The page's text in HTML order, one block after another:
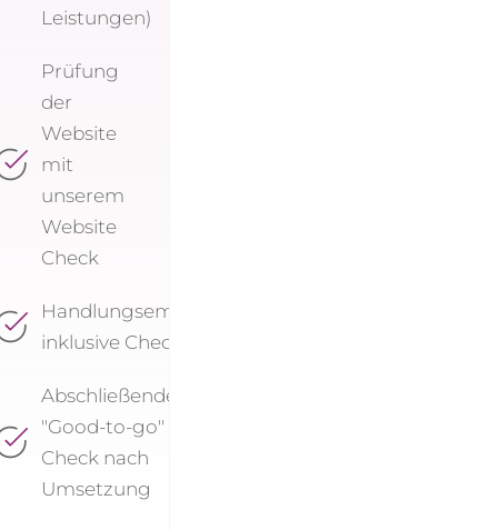
Leistungen)
Prüfung
der
Website
mit
unserem
Website
Check
Handlungsempfehlungen
inklusive Checkliste
Abschließender
"Good-to-go"
Check nach
Umsetzung